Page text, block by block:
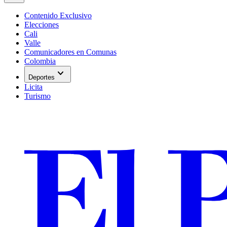
Contenido Exclusivo
Elecciones
Cali
Valle
Comunicadores en Comunas
Colombia
Deportes expand_more
Licita
Turismo